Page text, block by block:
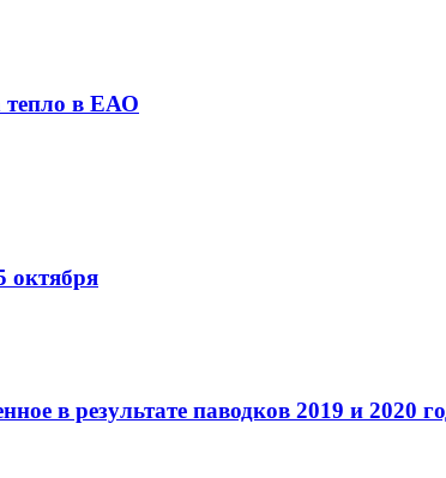
тепло в ЕАО
октября
в результате паводков 2019 и 2020